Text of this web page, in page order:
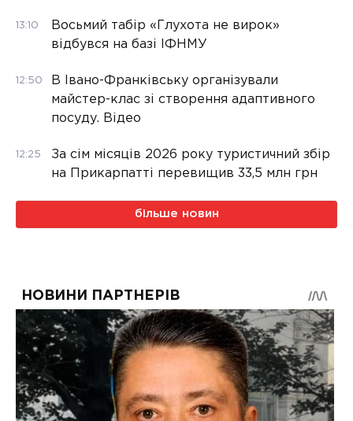
13:10
Восьмий табір «Глухота не вирок»
відбувся на базі ІФНМУ
12:50
В Івано-Франківську організували
майстер-клас зі створення адаптивного
посуду. Відео
12:25
За сім місяців 2026 року туристичний збір
на Прикарпатті перевищив 33,5 млн грн
більше новин